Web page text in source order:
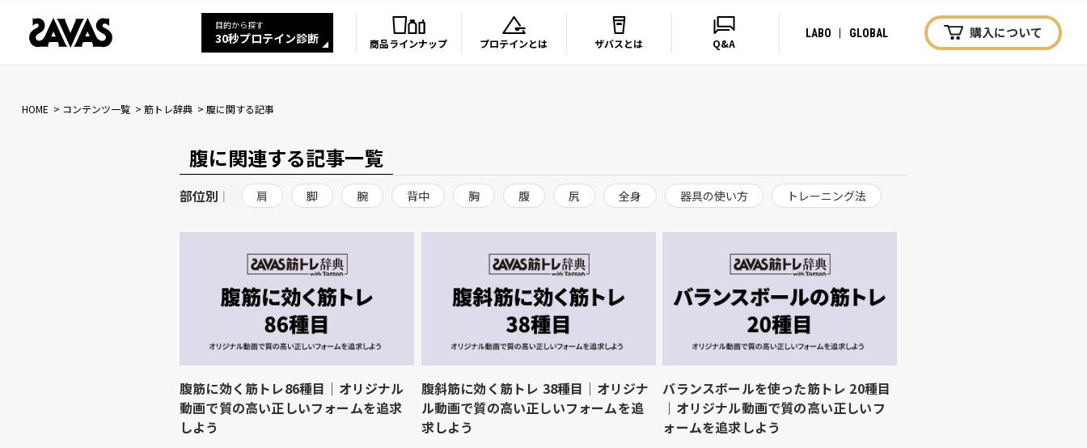
目的から探す
30秒プロテイン診断 商品ラインナップ プロテインとは ザバスとは Q&A
購入について
LABO GLOBAL
HOME コンテンツ一覧 筋トレ辞典 腹に関する記事
腹に関連する記事一覧
部位別 | 肩 脚 腕 背中 胸 腹 尻 全身 器具の使い方 トレーニング法
腹筋に効く筋トレ86種目｜オリジナル
動画で質の高い正しいフォームを追求
しよう
腹斜筋に効く筋トレ 38種目｜オリジナ
ル動画で質の高い正しいフォームを追
求しよう
バランスボールを使った筋トレ 20種目
｜オリジナル動画で質の高い正しいフ
ォームを追求しよう